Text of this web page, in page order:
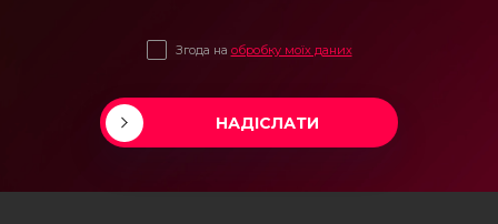
Згода на обробку моїх даних
НАДІСЛАТИ